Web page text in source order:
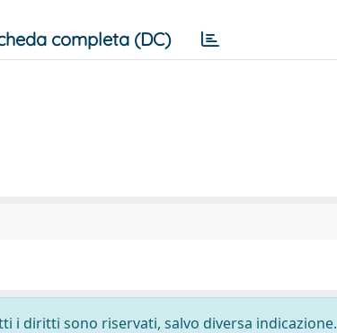
completa (DC)
i diritti sono riservati, salvo diversa indicazione.